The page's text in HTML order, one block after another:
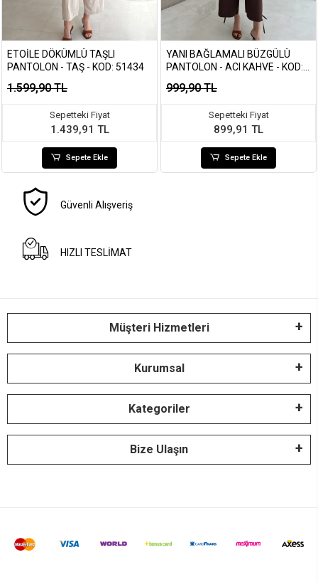
ETOILE DÖKÜMLÜ TAŞLI
PANTOLON - TAŞ - KOD: 51434
1.599,90 TL
Sepetteki Fiyat
1.439,91 TL
Sepete Ekle
YANI BAĞLAMALI BÜZGÜLÜ
PANTOLON - ACI KAHVE - KOD:
999,90 TL
Sepetteki Fiyat
899,91 TL
Sepete Ekle
Güvenli Alışveriş
HIZLI TESLİMAT
Müşteri Hizmetleri
Kurumsal
Kategoriler
Bize Ulaşın